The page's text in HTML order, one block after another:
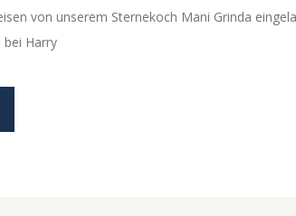
von unserem Sternekoch Mani Grinda
bei Harry